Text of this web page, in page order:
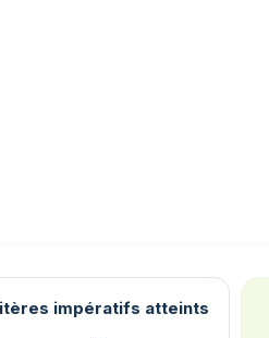
impératifs atteints